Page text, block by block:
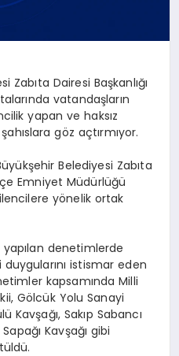
Zabıta Dairesi Başkanlığı
vatandaşların
yapan ve haksız
göz açtırmıyor.
Belediyesi Zabıta
Emniyet Müdürlüğü
yönelik ortak
denetimlerde
istismar eden
kapsamında Milli
Gölcük Yolu Sanayi
Kavşağı, Sakıp Sabancı
Kavşağı gibi